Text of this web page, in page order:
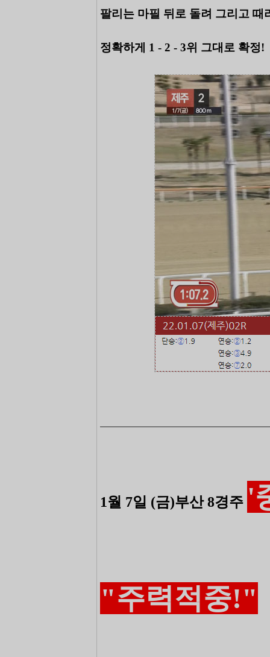
팔리는 마필 뒤로 돌려 그리고 때
정확하게 1 - 2 - 3위 그대로 확정!
1월 7일 (금)부산 8경주 '
"주력적중!"